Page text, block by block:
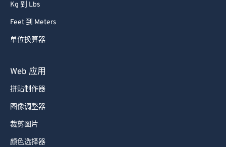
Kg 到 Lbs
Feet 到 Meters
单位换算器
Web 应用
拼贴制作器
图像调整器
裁剪图片
颜色选择器